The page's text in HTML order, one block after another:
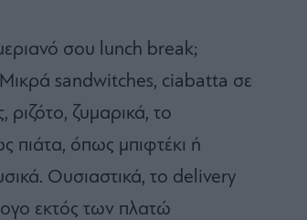
σου lunch break;
Μικρά sandwitches, ciabatta σε
ζυμαρικά, το
πιάτα, όπως μπιφτέκι ή
Ουσιαστικά, το delivery
εκτός των πλατώ